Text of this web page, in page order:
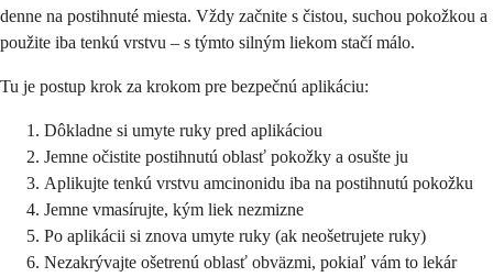
denne na postihnuté miesta. Vždy začnite s čistou, suchou pokožkou a
použite iba tenkú vrstvu – s týmto silným liekom stačí málo.
Tu je postup krok za krokom pre bezpečnú aplikáciu:
Dôkladne si umyte ruky pred aplikáciou
Jemne očistite postihnutú oblasť pokožky a osušte ju
Aplikujte tenkú vrstvu amcinonidu iba na postihnutú pokožku
Jemne vmasírujte, kým liek nezmizne
Po aplikácii si znova umyte ruky (ak neošetrujete ruky)
Nezakrývajte ošetrenú oblasť obväzmi, pokiaľ vám to lekár